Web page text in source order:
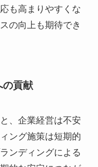
も高まりやすくな
の向上も期待でき
の貢献
、企業経営は不安
ング施策は短期的
ンディングによる